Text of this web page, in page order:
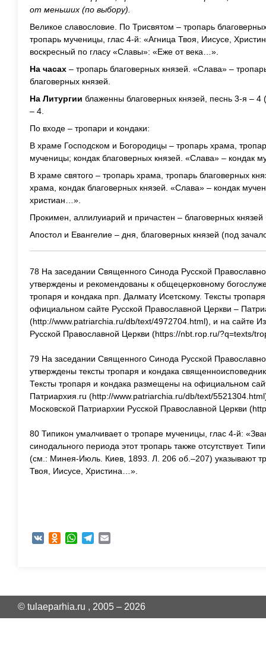
от меньших (по выбору).
Великое славословие. По Трисвятом – тропарь
тропарь мученицы, глас 4-й: «Агница Твоя, Иисусе,
воскресный по гласу «Славы»: «Еже от века…».
На часах – тропарь благоверных князей. «Слава» –
благоверных князей.
На Литургии блаженны благоверных князей, песнь 3-я –
– 4.
По входе – тропари и кондаки:
В храме Господском и Богородицы – тропарь храма,
мученицы; кондак благоверных князей. «Слава» – кондак
В храме святого – тропарь храма, тропарь благоверных
храма, кондак благоверных князей. «Слава» – кондак
христиан…».
Прокимен, аллилуиарий и причастен – благоверных
Апостол и Евангелие – дня, благоверных князей (под
78 На заседании Священного Синода Русской
утверждены и рекомендованы к общецерковному
тропаря и кондака прп. Далмату Исетскому. Тексты
официальном сайте Русской Православной Церкви –
(http://www.patriarchia.ru/db/text/4972704.html), и на сайте
Русской Православной Церкви (https://nbt.rop.ru/?q=texts/
79 На заседании Священного Синода Русской
утверждены тексты тропаря и кондака
Тексты тропаря и кондака размещены на официальном
Патриархия.ru (http://www.patriarchia.ru/db/text/
Московской Патриархии Русской Православной Церкви
80 Типикон умалчивает о тропаре мученицы, глас 4-й:
синодального периода этот тропарь также отсутствует.
(см.: Минея-Июль. Киев, 1893. Л. 206 об.–207) указывают
Твоя, Иисусе, Христина…».
VK Odnoklassniki
WhatsAppTelegram
© tulaeparhia.ru , 2005 – 2026